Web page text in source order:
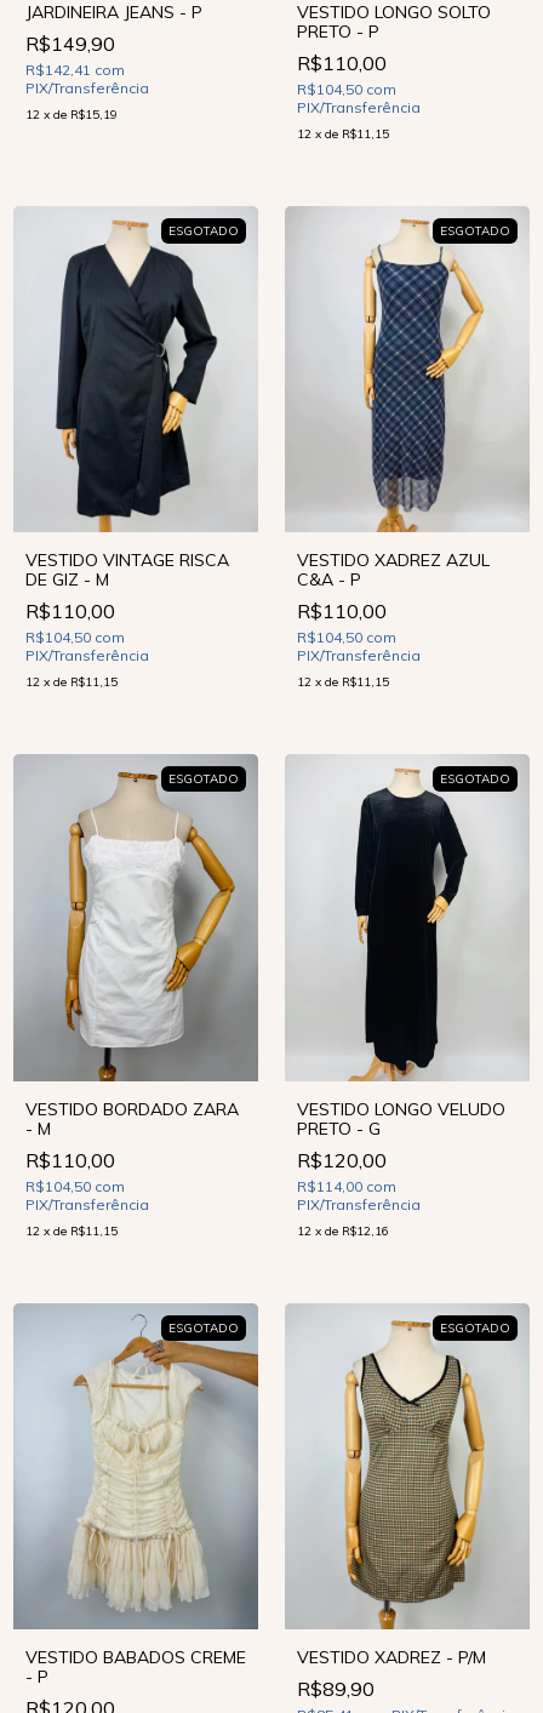
JARDINEIRA JEANS - P
R$149,90
R$142,41 com
PIX/Transferência
12 x de R$15,19
VESTIDO LONGO SOLTO
PRETO - P
R$110,00
R$104,50 com
PIX/Transferência
12 x de R$11,15
ESGOTADO
VESTIDO VINTAGE RISCA
DE GIZ - M
R$110,00
R$104,50 com
PIX/Transferência
12 x de R$11,15
ESGOTADO
VESTIDO XADREZ AZUL
C&A - P
R$110,00
R$104,50 com
PIX/Transferência
12 x de R$11,15
ESGOTADO
VESTIDO BORDADO ZARA
- M
R$110,00
R$104,50 com
PIX/Transferência
12 x de R$11,15
ESGOTADO
VESTIDO LONGO VELUDO
PRETO - G
R$120,00
R$114,00 com
PIX/Transferência
12 x de R$12,16
ESGOTADO
VESTIDO BABADOS CREME
- P
ESGOTADO
VESTIDO XADREZ - P/M
R$89,90